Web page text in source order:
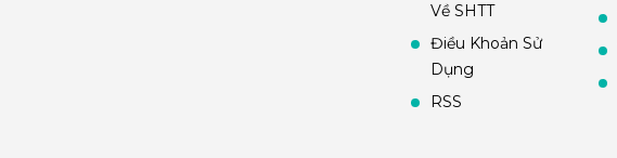
Về SHTT
Điều Khoản Sử
Dụng
RSS